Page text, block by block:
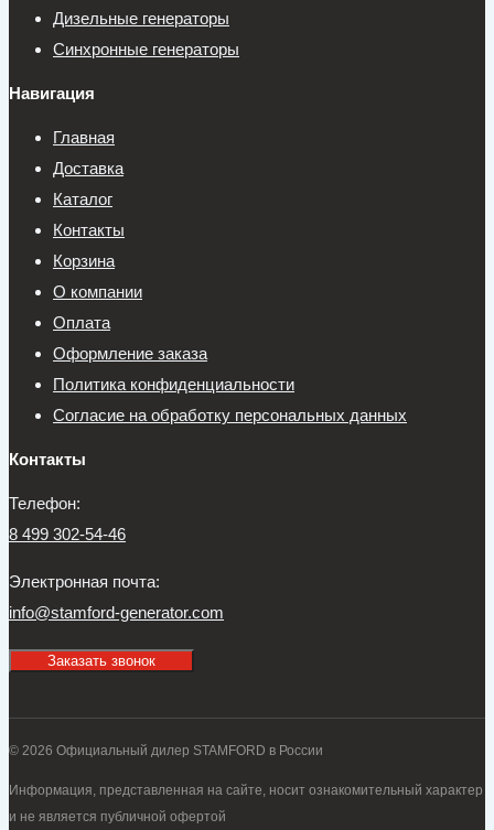
Дизельные генераторы
Синхронные генераторы
Навигация
Главная
Доставка
Каталог
Контакты
Корзина
О компании
Оплата
Оформление заказа
Политика конфиденциальности
Согласие на обработку персональных данных
Контакты
Телефон:
8 499 302-54-46
Электронная почта:
info@stamford-generator.com
Заказать звонок
© 2026 Официальный дилер STAMFORD в России
Информация, представленная на сайте, носит ознакомительный характер
и не является публичной офертой